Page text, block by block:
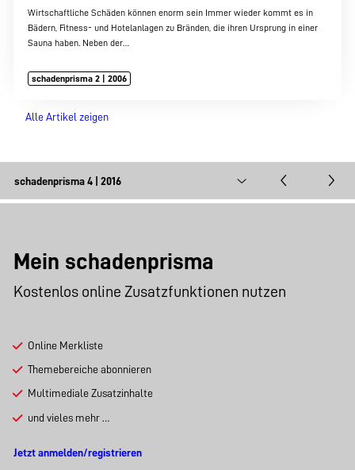
Wirtschaftliche Schäden können enorm sein Immer wieder kommt es in
Bädern, Fitness- und Hotelanlagen zu Bränden, die ihren Ursprung in einer
Sauna haben. Neben der…
schadenprisma 2 | 2006
Alle Artikel zeigen
Mein schadenprisma
Kostenlos online Zusatzfunktionen nutzen
Online Merkliste
Themebereiche abonnieren
Multimediale Zusatzinhalte
und vieles mehr …
Jetzt anmelden/registrieren